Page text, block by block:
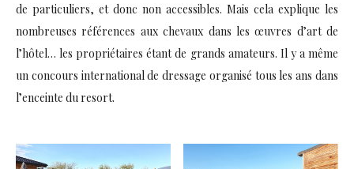
de particuliers, et donc non accessibles. Mais cela explique les
nombreuses références aux chevaux dans les œuvres d’art de
l’hôtel… les propriétaires étant de grands amateurs. Il y a même
un concours international de dressage organisé tous les ans dans
l’enceinte du resort.